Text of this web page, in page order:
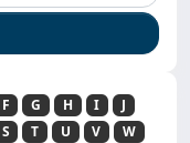
F G H I
J
S T U V
W